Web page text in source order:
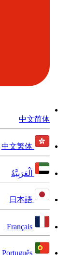
中文简体
中文繁体
اَلْعَرَبِيَّةُ
日本語
Français
Português